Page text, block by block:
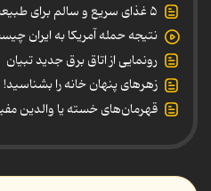
۵ غذای سریع و سالم برای طبیعت‌گردی
نتیجه حمله آمریکا به ایران
رونمایی از اتاق برق جدید تبیان
زهرهای پنهان خانه را بشناسید!
قهرمان‌های خسته یا والدین